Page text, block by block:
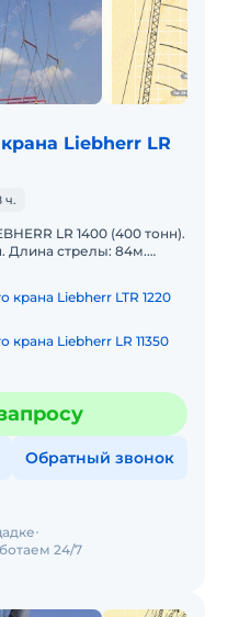
Liebherr LR
ч.
LR 1400 (400 тонн).
крана Liebherr LTR 1220
крана Liebherr LR 11350
Обратный звонок
24/7